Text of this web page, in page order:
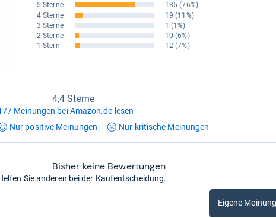
5 Sterne 135 (76%)
4 Sterne
19 (11%)
3 Sterne
1 (1%)
2 Sterne
10 (6%)
1 Stern
12 (7%)
4,4 Sterne
Meinungen bei Amazon.de lesen
Nur positive Meinungen Nur kritische Meinungen
Bisher keine Bewertungen
Sie anderen bei der Kaufentscheidung.
Eigene